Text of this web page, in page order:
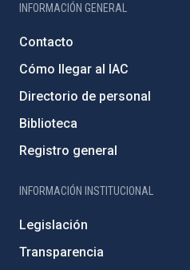
INFORMACIÓN GENERAL
Contacto
Cómo llegar al IAC
Directorio de personal
Biblioteca
Registro general
INFORMACIÓN INSTITUCIONAL
Legislación
Transparencia